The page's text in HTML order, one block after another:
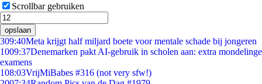
Scrollbar gebruiken
opslaan
309:40Meta krijgt half miljard boete voor mentale schade bij jongeren
1009:37Denemarken pakt AI-gebruik in scholen aan: extra mondelinge
examens
108:03VrijMiBabes #316 (not very sfw!)